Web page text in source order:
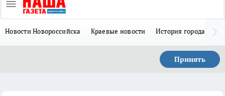
Новости Новороссийска Краевые новости История города Н
Принять